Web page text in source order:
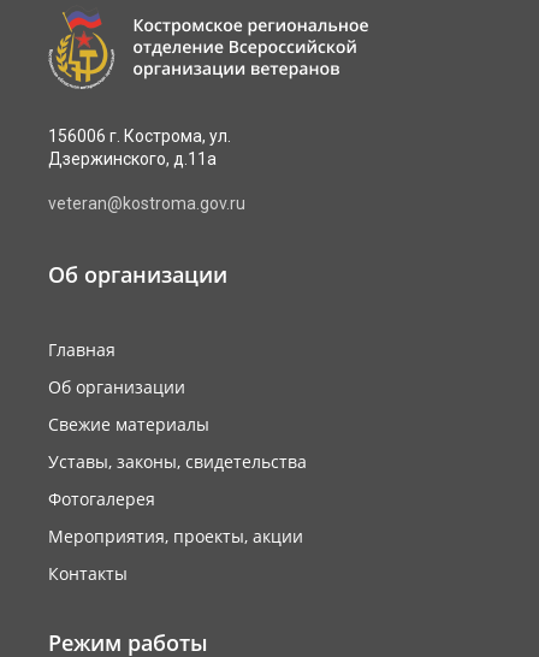
156006 г. Кострома, ул.
Дзержинского, д.11а
veteran@kostroma.gov.ru
Об организации
Главная
Об организации
Свежие материалы
Уставы, законы, свидетельства
Фотогалерея
Мероприятия, проекты, акции
Контакты
Режим работы